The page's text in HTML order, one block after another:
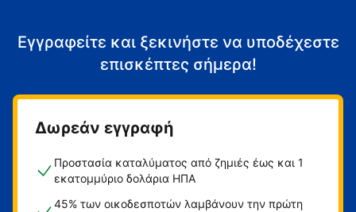
Εγγραφείτε και ξεκινήστε να υποδέχεστε
επισκέπτες σήμερα!
Δωρεάν εγγραφή
Προστασία καταλύματος από ζημιές έως και 1
εκατομμύριο δολάρια ΗΠΑ
45% των οικοδεσποτών λαμβάνουν την πρώτη